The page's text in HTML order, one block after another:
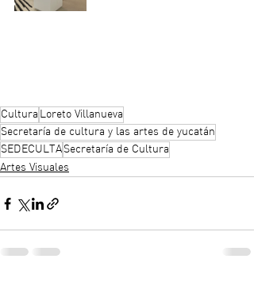
Cultura Loreto Villanueva
Secretaría de cultura y las artes de yucatán
SEDECULTA Secretaría de Cultura
Artes Visuales